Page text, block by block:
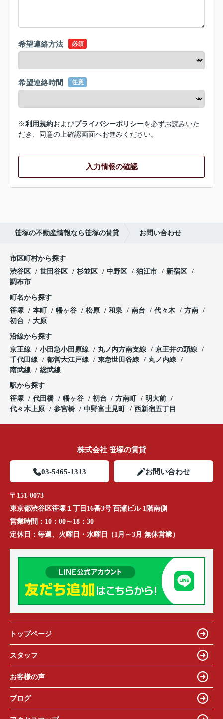
希望連絡方法 必須
希望連絡時間 任意
※利用規約およびプライバシーポリシーを必ずお読みいた
だき、同意の上確認画面へお進みください。
入力情報の確認
笹塚の不動産情報なら笹塚の賃貸 お問い合わせ
市区町村から探す
渋谷区
世田谷区 杉並区 中野区 狛江市
新宿区
調布市
町名から探す
笹塚
本町 幡ヶ谷 松原 和泉 南台 代々木
方南
初台
大原
沿線から探す
京王線
小田急小田原線 丸ノ内方南支線
京王井の頭線
千代田線
都営大江戸線 東急世田谷線
丸ノ内線
南武線
総武線
駅から探す
笹塚
代田橋 幡ヶ谷 初台 方南町
明大前
代々木上原
参宮橋 中野富士見町 西新宿五丁目
株式会社 笹塚の賃貸
03-5465-1313 お問い合わせ
〒151-0073
東京都渋谷区笹塚１丁目16番3号 百瀬ビル 1階南側
営業時間： 10：00～18：30
定休日： 毎週、火曜日・水曜日（1月～3月 無休営業）
トップページ
スタッフ
お客様の声
ブログ